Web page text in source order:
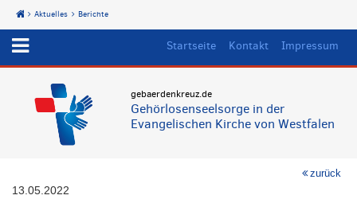
Start
Aktuelles Berichte
Startseite Kontakt Impressum
gebaerdenkreuz.de
Gehörlosenseelsorge in der
Evangelischen Kirche von Westfalen
zurück
13.05.2022